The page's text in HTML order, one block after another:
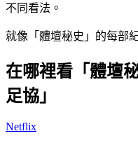
不同看法。
就像「體壇秘史」的每部
在哪裡看「體壇
足協」
Netflix